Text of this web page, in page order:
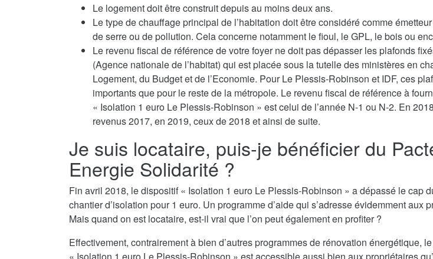
Le logement doit être construit depuis au moins deux ans.
Le type de chauffage principal de l’habitation doit être considéré comme
de serre ou de pollution. Cela concerne notamment le fioul, le GPL, le bois ou
Le revenu fiscal de référence de votre foyer ne doit pas dépasser les plafonds
(Agence nationale de l’habitat) qui est placée sous la tutelle des ministères en
Logement, du Budget et de l’Economie. Pour Le Plessis-Robinson et IDF, ces
importants que pour le reste de la métropole. Le revenu fiscal de référence à
« Isolation 1 euro Le Plessis-Robinson » est celui de l’année N-1 ou N-2. En
revenus 2017, en 2019, ceux de 2018 et ainsi de suite.
Je suis locataire, puis-je bénéficier du
Energie Solidarité ?
Fin avril 2018, le dispositif « Isolation 1 euro Le Plessis-Robinson » a dépassé le cap
chantier d’isolation pour 1 euro. Un programme d’aide qui s’adresse évidemment aux
Mais quand on est locataire, est-il vrai que l’on peut également en profiter ?
Effectivement, contrairement à bien d’autres programmes de rénovation énergétique,
« Isolation 1 euro Le Plessis-Robinson » est accessible aussi bien aux propriétaires